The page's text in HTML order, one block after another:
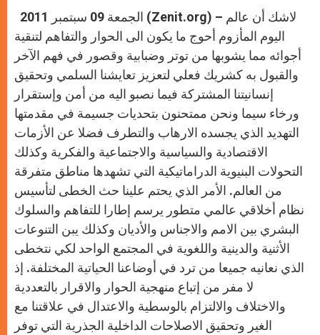
p
p
g
e
r
o
k
r
اليوم المأزوم أحوج ما يكون الى الحوار والتفاهم لتنقية
أجوائه مما يشوبها من توتر وضبابية وقصور في فهم الآخر
والقبول به كشريك فعلي لتعزيز تعايشنا السلمي وتحقيق
إنسانيتنا المشتركة فيما نصبو اليه من أمن وإستقرار
ورخاء سيما ونحن ممتحنون بتحديات جسيمة في مقدمتها
التهديد الذي يجسده الارهاب والتطرف فضلا عن الأزمات
الاقتصادية والسياسية والاجتماعية والفكرية وكذلك
التحولات البنيوية الدراماتيكية التي تشهدها مناطق متفرقة
من العالم. الأمر الذي يحتم علينا حث الخطى لتأسيس
نظام أخلاقي عالمي متطور يرسم إطارا للتفاهم والسلوك
البشري بين الامم والاجناس والأديان وكذلك يبن التنوعات
الأثنية والدينية واللغوية في المجتمع الواحد لكي نتخطى
الذي نعانيه جميعا من ترد في أوضاعنا الحياتية المختلفة. إذ
لا مفر من إتباع منهجية الحوار والاقرار بالتعددية
والاختلاف والالتزام بالوسطية والاعتدال في علاقتنا مع
الغير وتحقيق الاصلاحات الداخلية الجذرية التي توفر